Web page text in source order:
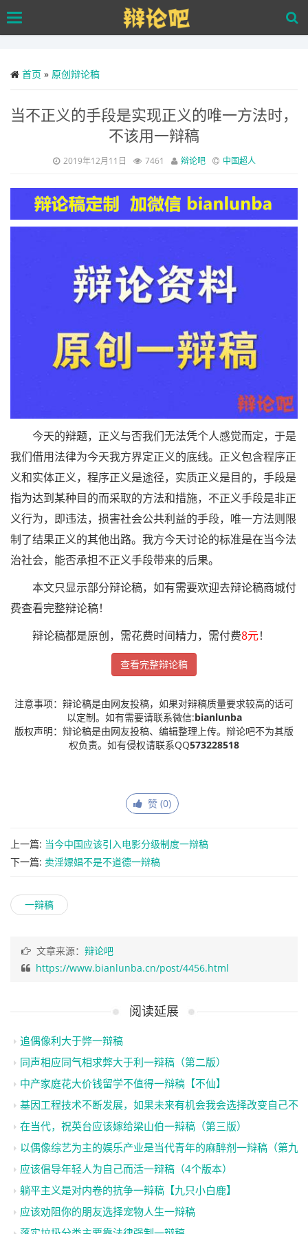
to
main
Toggle
首页 » 原创辩论稿
当不正义的手段是实现正义的唯一方法时，
不该用一辩稿
2019年12月11日 7461 辩论吧 中国超人
今天的辩题，正义与否我们无法凭个人感觉而定，于是
我们借用法律为今天我方界定正义的底线。正义包含程序正
义和实体正义，程序正义是途径，实质正义是目的，手段是
指为达到某种目的而采取的方法和措施，不正义手段是非正
义行为，即违法，损害社会公共利益的手段，唯一方法则限
制了结果正义的其他出路。我方今天讨论的标准是在当今法
治社会，能否承担不正义手段带来的后果。
本文只显示部分辩论稿，如有需要欢迎去辩论稿商城付
费查看完整辩论稿！
辩论稿都是原创，需花费时间精力，需付费8元！
查看完整辩论稿
注意事项：辩论稿是由网友投稿，如果对辩稿质量要求较高的话可
以定制。如有需要请联系微信:bianlunba
版权声明：辩论稿是由网友投稿、编辑整理上传。辩论吧不为其版
权负责。如有侵权请联系QQ573228518
赞 (0)
上一篇: 当今中国应该引入电影分级制度一辩稿
下一篇: 卖淫嫖娼不是不道德一辩稿
一辩稿
文章来源： 辩论吧
https://www.bianlunba.cn/post/4456.html
阅读延展
追偶像利大于弊一辩稿
同声相应同气相求弊大于利一辩稿（第二版）
中产家庭花大价钱留学不值得一辩稿【不仙】
基因工程技术不断发展，如果未来有机会我会选择改变自己不
在当代，祝英台应该嫁给梁山伯一辩稿（第三版）
以偶像综艺为主的娱乐产业是当代青年的麻醉剂一辩稿（第九
应该倡导年轻人为自己而活一辩稿（4个版本）
躺平主义是对内卷的抗争一辩稿【九只小白鹿】
应该劝阻你的朋友选择宠物人生一辩稿